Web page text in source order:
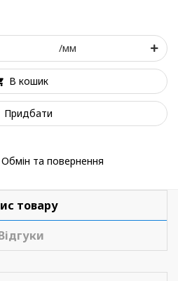
/мм
В кошик
Придбати
Обмін та повернення
товару